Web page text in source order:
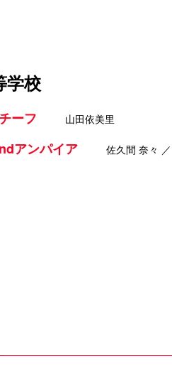
学校
ーフ 山田依美里
アンパイア 佐久間 奈々